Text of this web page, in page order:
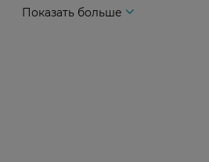
Показать больше